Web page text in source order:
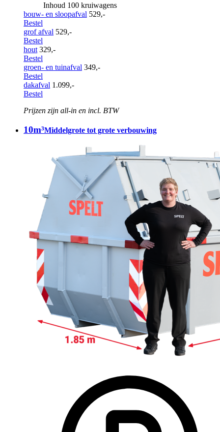
Inhoud 100 kruiwagens
bouw- en sloopafval 529,-
Bestel
grof afval 529,-
Bestel
hout 329,-
Bestel
groen- en tuinafval 349,-
Bestel
dakafval 1.099,-
Bestel
Prijzen zijn all-in en incl. BTW
10m³Middelgrote tot grote verbouwing